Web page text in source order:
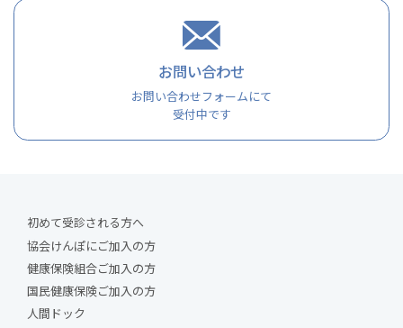
お問い合わせ
お問い合わせフォームにて
受付中です
初めて受診される方へ
協会けんぽにご加入の方
健康保険組合ご加入の方
国民健康保険ご加入の方
人間ドック